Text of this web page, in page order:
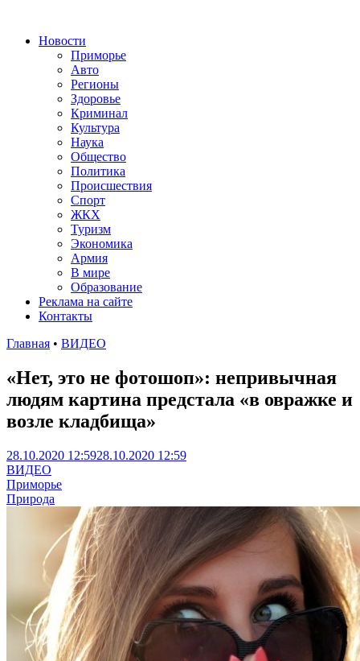
Новости
Приморье
Авто
Регионы
Здоровье
Криминал
Культура
Наука
Общество
Политика
Происшествия
Спорт
ЖКХ
Туризм
Экономика
Армия
В мире
Образование
Реклама на сайте
Контакты
Главная • ВИДЕО
«Нет, это не фотошоп»: непривычная
людям картина предстала «в овражке и
возле кладбища»
28.10.2020 12:5928.10.2020 12:59
ВИДЕО
Приморье
Природа